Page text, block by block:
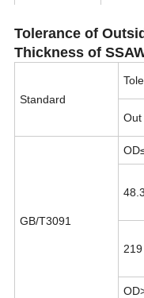
Advantage
Tolerance of
Thickness of
Standard
Out
GB/T3091